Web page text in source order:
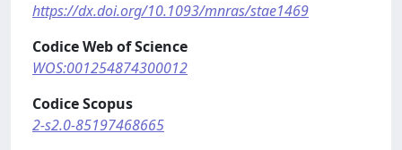
https://dx.doi.org/10.1093/mnras/stae1469
Codice Web of Science
WOS:001254874300012
Codice Scopus
2-s2.0-85197468665